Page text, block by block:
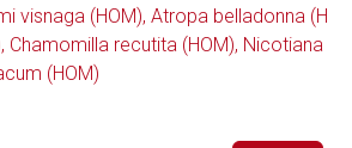
visnaga (HOM), Atropa belladonna (H
Chamomilla recutita (HOM), Nicotiana
(HOM)